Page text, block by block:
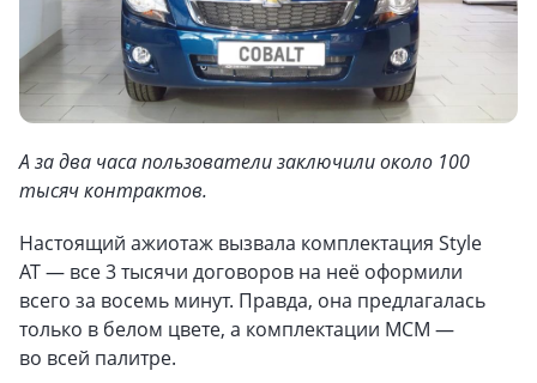
А за два часа пользователи заключили около 100
тысяч контрактов.
Настоящий ажиотаж вызвала комплектация Style
AT — все 3 тысячи договоров на неё оформили
всего за восемь минут. Правда, она предлагалась
только в белом цвете, а комплектации MCM —
во всей палитре.